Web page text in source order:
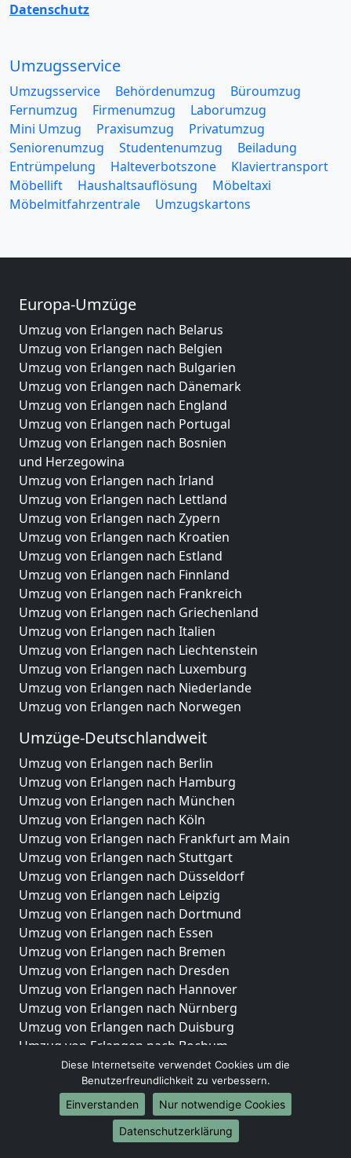
Datenschutz
Umzugsservice
Umzugsservice Behördenumzug
Büroumzug
Fernumzug
Firmenumzug
Laborumzug
Mini Umzug
Praxisumzug
Privatumzug
Seniorenumzug
Studentenumzug
Beiladung
Entrümpelung
Halteverbotszone
Klaviertransport
Möbellift
Haushaltsauflösung
Möbeltaxi
Möbelmitfahrzentrale
Umzugskartons
Europa-Umzüge
Umzug von Erlangen nach Belarus
Umzug von Erlangen nach Belgien
Umzug von Erlangen nach Bulgarien
Umzug von Erlangen nach Dänemark
Umzug von Erlangen nach England
Umzug von Erlangen nach Portugal
Umzug von Erlangen nach Bosnien
und Herzegowina
Umzug von Erlangen nach Irland
Umzug von Erlangen nach Lettland
Umzug von Erlangen nach Zypern
Umzug von Erlangen nach Kroatien
Umzug von Erlangen nach Estland
Umzug von Erlangen nach Finnland
Umzug von Erlangen nach Frankreich
Umzug von Erlangen nach Griechenland
Umzug von Erlangen nach Italien
Umzug von Erlangen nach Liechtenstein
Umzug von Erlangen nach Luxemburg
Umzug von Erlangen nach Niederlande
Umzug von Erlangen nach Norwegen
Umzüge-Deutschlandweit
Umzug von Erlangen nach Berlin
Umzug von Erlangen nach Hamburg
Umzug von Erlangen nach München
Umzug von Erlangen nach Köln
Umzug von Erlangen nach Frankfurt am Main
Umzug von Erlangen nach Stuttgart
Umzug von Erlangen nach Düsseldorf
Umzug von Erlangen nach Leipzig
Umzug von Erlangen nach Dortmund
Umzug von Erlangen nach Essen
Umzug von Erlangen nach Bremen
Umzug von Erlangen nach Dresden
Umzug von Erlangen nach Hannover
Umzug von Erlangen nach Nürnberg
Umzug von Erlangen nach Duisburg
Umzug von Erlangen nach Bochum
Umzug von Erlangen nach Wuppertal
Umzug von Erlangen nach Bielefeld
Umzug von Erlangen nach Bonn
Umzug von Erlangen nach Münster
Diese Internetseite verwendet Cookies um die
Benutzerfreundlichkeit zu verbessern.
Einverstanden
Nur notwendige Cookies
Datenschutzerklärung